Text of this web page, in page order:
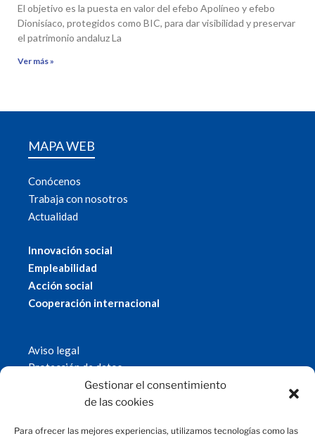
Gestionar el consentimiento
de las cookies
Para ofrecer las mejores experiencias, utilizamos tecnologías como las
El objetivo es la puesta en valor del efebo Apolíneo y efebo
Dionisíaco, protegidos como BIC, para dar visibilidad y preservar
el patrimonio andaluz La
Ver más »
MAPA WEB
Conócenos
Trabaja con nosotros
Actualidad
Innovación social
Empleabilidad
Acción social
Cooperación internacional
Aviso legal
Protección de datos
Política de cookies
© 2019 Fundación Magtel.